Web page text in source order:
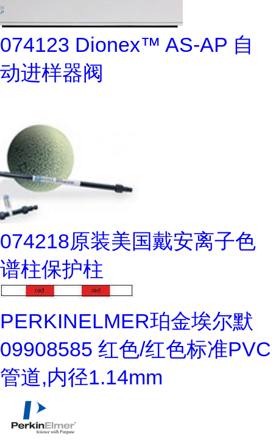
074123 Dionex™ AS-AP 自
动进样器阀
074218原装美国戴安离子色
谱柱保护柱
PERKINELMER珀金埃尔默
09908585 红色/红色标准PVC
管道,内径1.14mm